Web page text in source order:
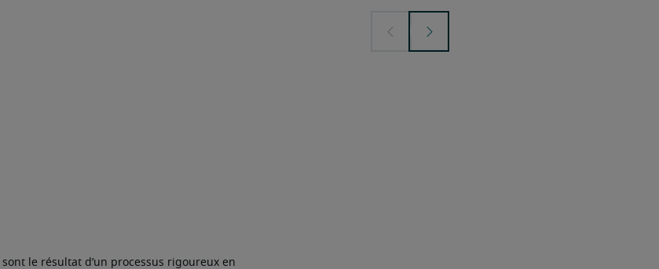
le résultat d’un processus rigoureux en